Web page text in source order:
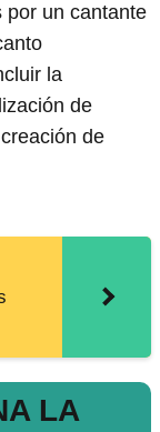
por un cantante
la
de
de
LA